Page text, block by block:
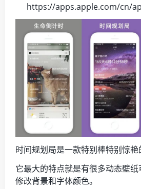
https://apps.apple.com/cn/
时间规划局是一款特别棒特别惊艳
它最大的特点就是有很多动态壁
修改背景和字体颜色。